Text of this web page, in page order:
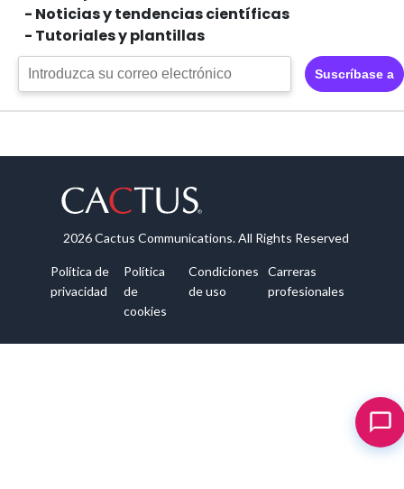
- Noticias y tendencias científicas
- Tutoriales y plantillas
Suscríbase a
2026 Cactus Communications. All Rights Reserved
Política de
privacidad
Política
de
cookies
Condiciones
de uso
Carreras
profesionales